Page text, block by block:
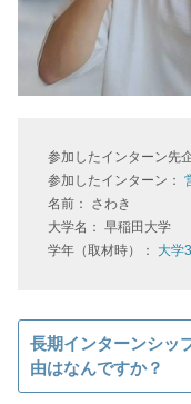
参加したインターン先
参加したインターン：
名前： さわき
大学名： 早稲田大学
学年（取材時）： 大学
長期インターンシッ
由はなんですか？